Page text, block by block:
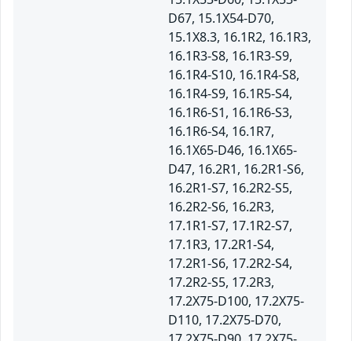
D67, 15.1X54-D70,
15.1X8.3, 16.1R2, 16.1R3,
16.1R3-S8, 16.1R3-S9,
16.1R4-S10, 16.1R4-S8,
16.1R4-S9, 16.1R5-S4,
16.1R6-S1, 16.1R6-S3,
16.1R6-S4, 16.1R7,
16.1X65-D46, 16.1X65-
D47, 16.2R1, 16.2R1-S6,
16.2R1-S7, 16.2R2-S5,
16.2R2-S6, 16.2R3,
17.1R1-S7, 17.1R2-S7,
17.1R3, 17.2R1-S4,
17.2R1-S6, 17.2R2-S4,
17.2R2-S5, 17.2R3,
17.2X75-D100, 17.2X75-
D110, 17.2X75-D70,